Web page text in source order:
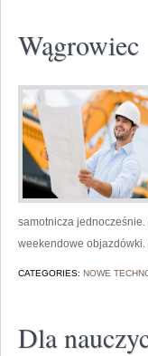
Wągrowiec
samotnicza
weekendowe
CATEGORIES: NOWE
Dla